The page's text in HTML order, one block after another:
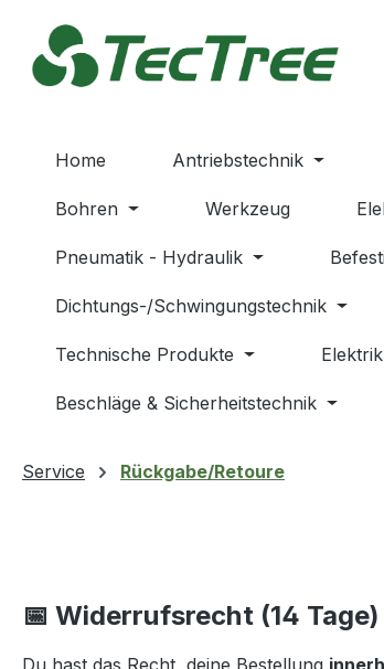
Hauptinhalt springen
Zur Suche springen
Zur Hauptnavigation springen
Home Antriebstechnik
Bohren Werkzeug
Pneumatik - Hydraulik
Dichtungs-/Schwingungstechnik
Technische Produkte
Beschläge & Sicherheitstechnik
Service Rückgabe/Retoure
📅 Widerrufsrecht (14 Tage)